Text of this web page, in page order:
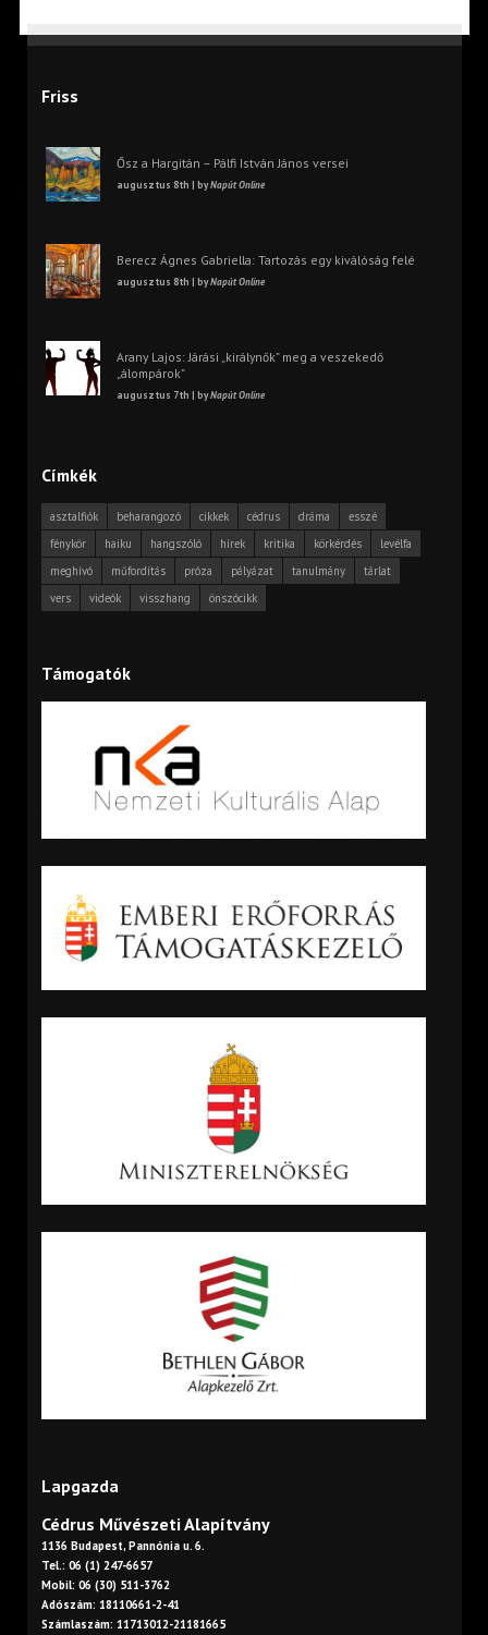
Friss
Ősz a Hargitán – Pálfi István János versei
augusztus 8th | byNapút Online
Berecz Ágnes Gabriella: Tartozás egy kiválóság felé
augusztus 8th | byNapút Online
Arany Lajos: Járási „királynők” meg a veszekedő
„álompárok”
augusztus 7th | byNapút Online
Címkék
asztalfiók beharangozó cikkek cédrus dráma
esszé
fénykör
haiku hangszóló hírek kritika körkérdés
levélfa
meghívó
műfordítás próza pályázat tanulmány
tárlat
vers
videók visszhang önszócikk
Támogatók
Lapgazda
Cédrus Művészeti Alapítvány
1136 Budapest, Pannónia u. 6.
Tel.: 06 (1) 247-6657
Mobil: 06 (30) 511-3762
Adószám: 18110661-2-41
Számlaszám: 11713012-21181665